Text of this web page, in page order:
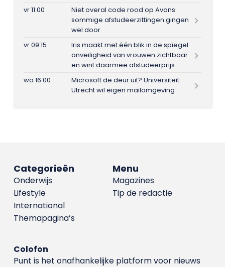
vr 11:00
Niet overal code rood op Avans:
sommige afstudeerzittingen gingen
wel door
vr 09:15
Iris maakt met één blik in de spiegel
onveiligheid van vrouwen zichtbaar
en wint daarmee afstudeerprijs
wo 16:00
Microsoft de deur uit? Universiteit
Utrecht wil eigen mailomgeving
Menu
Magazines
Tip de redactie
Categorieën
Onderwijs
Lifestyle
International
Themapagina’s
Colofon
Punt is het onafhankelijke platform voor nieuws